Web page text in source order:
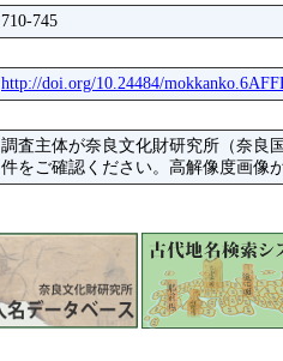
710-745
http://doi.org/10.24484/
調査主体が奈良文化財研究所（奈良
件をご確認ください。高解像度画像